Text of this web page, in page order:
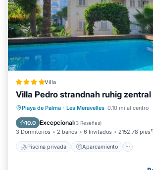
Villa
Villa Pedro strandnah ruhig zentral
Playa de Palma · Les Meravelles 0.10 mi al centro
10.0 Excepcional(3 Reseñas)
3 Dormitorios 2 baños 6 Invitados 2152.78 pies²
Piscina privada Aparcamiento
Piscina privada
Aparcamiento
Piscina
Vistas